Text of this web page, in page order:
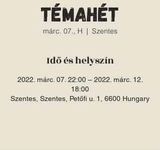
témahét
márc. 07., H
  |
Szentes
Idő és helyszín
2022. márc. 07. 22:00 – 2022. márc. 12.
18:00
Szentes, Szentes, Petőfi u. 1, 6600 Hungary